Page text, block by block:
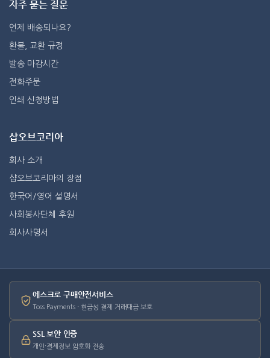
자주 묻는 질문
언제 배송되나요?
환불, 교환 규정
발송 마감시간
전화주문
인쇄 신청방법
샵오브코리아
회사 소개
샵오브코리아의 장점
한국어/영어 설명서
사회봉사단체 후원
회사사명서
에스크로 구매안전서비스
Toss Payments · 현금성 결제 거래대금 보호
SSL 보안 인증
개인·결제정보 암호화 전송